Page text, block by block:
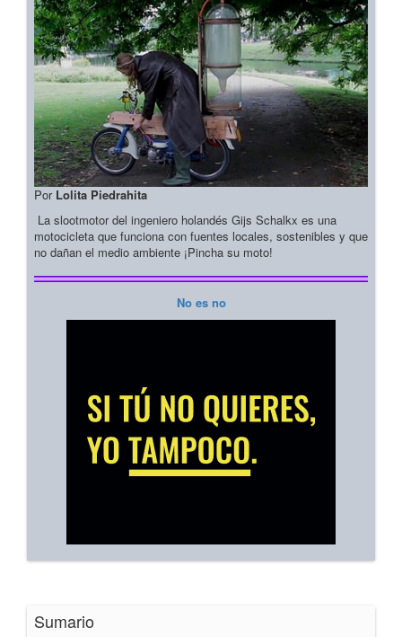
Por Lolita Piedrahita
La slootmotor del ingeniero holandés Gijs Schalkx es una
motocicleta que funciona con fuentes locales, sostenibles y que
no dañan el medio ambiente ¡Pincha su moto!
No es no
Sumario